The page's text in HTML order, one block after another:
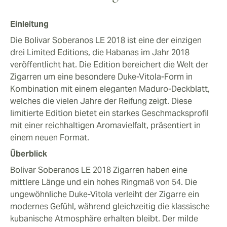
Einleitung
Die Bolivar Soberanos LE 2018 ist eine der einzigen
drei Limited Editions, die Habanas im Jahr 2018
veröffentlicht hat. Die Edition bereichert die Welt der
Zigarren um eine besondere Duke-Vitola-Form in
Kombination mit einem eleganten Maduro-Deckblatt,
welches die vielen Jahre der Reifung zeigt. Diese
limitierte Edition bietet ein starkes Geschmacksprofil
mit einer reichhaltigen Aromavielfalt, präsentiert in
einem neuen Format.
Überblick
Bolivar Soberanos LE 2018 Zigarren haben eine
mittlere Länge und ein hohes Ringmaß von 54. Die
ungewöhnliche Duke-Vitola verleiht der Zigarre ein
modernes Gefühl, während gleichzeitig die klassische
kubanische Atmosphäre erhalten bleibt. Der milde